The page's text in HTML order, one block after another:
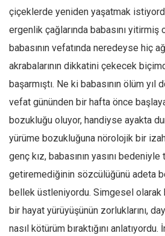
Gıda-Beslenme
Hayat
Türkiye
Siyaset
Dünya
Avrupa
Asya
Afrika
İslam Dünyası
Avustralya
çiçeklerde yeniden yaşatmak
ergenlik çağlarında babasını yitirmiş
babasının vefatında neredeyse hiç
akrabalarının dikkatini çekecek
başarmıştı. Ne ki babasının ölüm
vefat gününden bir hafta önce
bozukluğu oluyor, handiyse ayakta
yürüme bozukluğuna nörolojik bir
genç kız, babasının yasını
getiremediğinin sözcülüğünü adeta
bellek üstleniyordu. Simgesel olarak
bir hayat yürüyüşünün zorluklarını,
nasıl kötürüm bıraktığını